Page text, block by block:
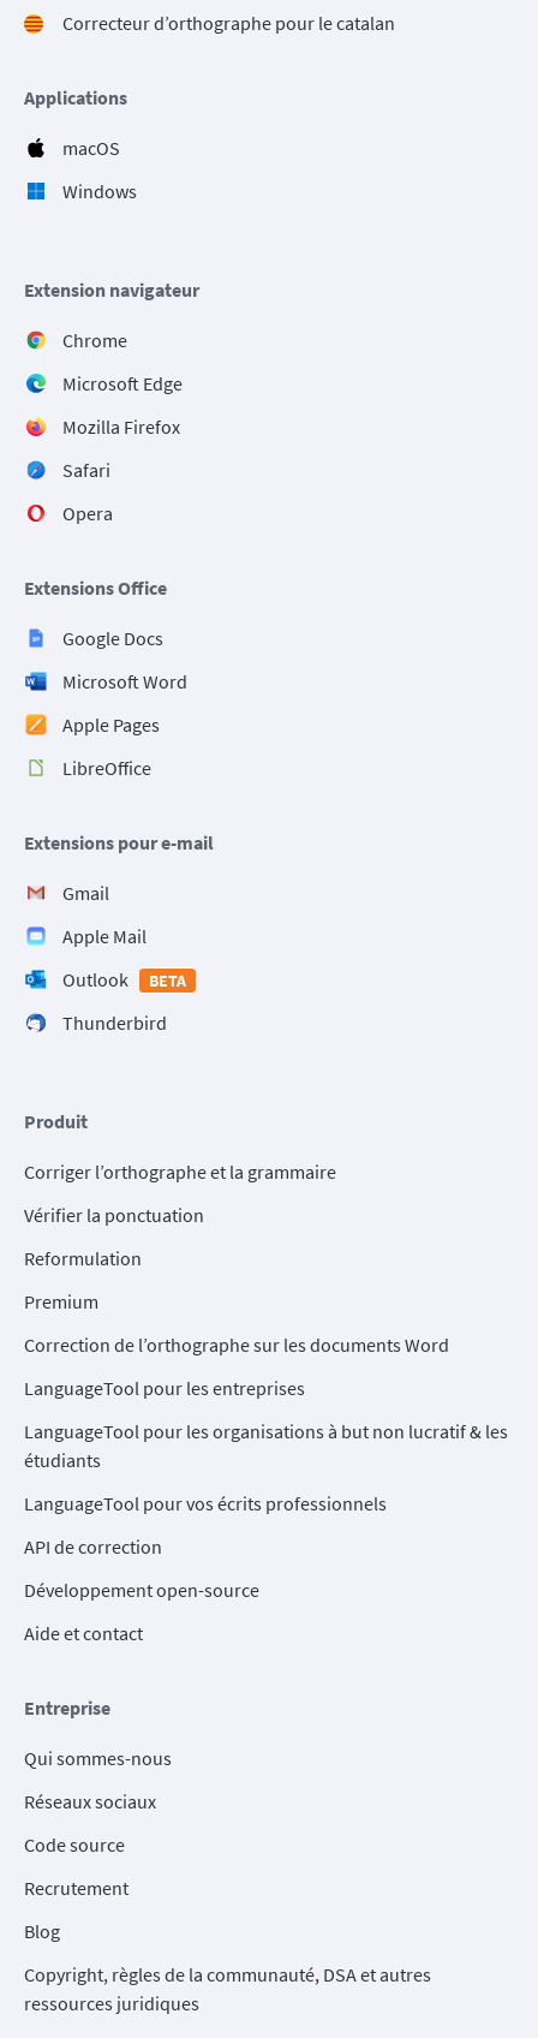
Correcteur d’orthographe pour le catalan
Applications
macOS
Windows
Extension navigateur
Chrome
Microsoft Edge
Mozilla Firefox
Safari
Opera
Extensions Office
Google Docs
Microsoft Word
Apple Pages
LibreOffice
Extensions pour e-mail
Gmail
Apple Mail
Outlook
BETA
Thunderbird
Produit
Corriger l’orthographe et la grammaire
Vérifier la ponctuation
Reformulation
Premium
Correction de l’orthographe sur les documents Word
LanguageTool pour les entreprises
LanguageTool pour les organisations à but non lucratif & les
étudiants
LanguageTool pour vos écrits professionnels
API de correction
Développement open-source
Aide et contact
Entreprise
Qui sommes-nous
Réseaux sociaux
Code source
Recrutement
Blog
Copyright, règles de la communauté, DSA et autres
ressources juridiques